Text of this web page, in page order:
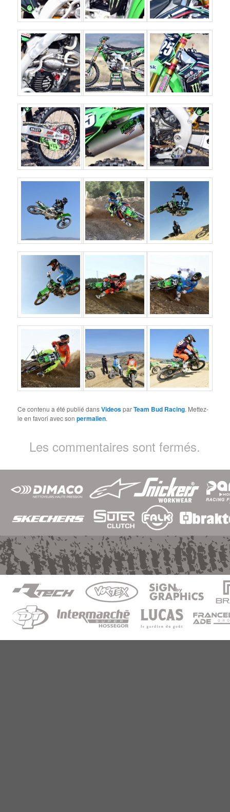
Ce contenu a été publié dansVideosparTeam Bud Racing. Mettez-
le en favori avec sonpermalien.
Les commentaires sont fermés.